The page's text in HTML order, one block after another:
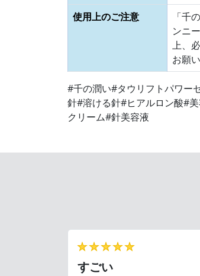
使用上のご注意
「千
ンニ
上、
お願
#千の潤い#タウリフトパワー
針#溶ける針#ヒアルロン酸#
クリーム#針美容液
★★★★★
すごい